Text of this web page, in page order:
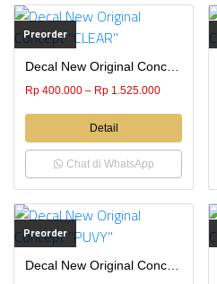
Preorder
Rp 400.000 – Rp 1.525.000
Detail
Chat di WhatsApp
Preorder